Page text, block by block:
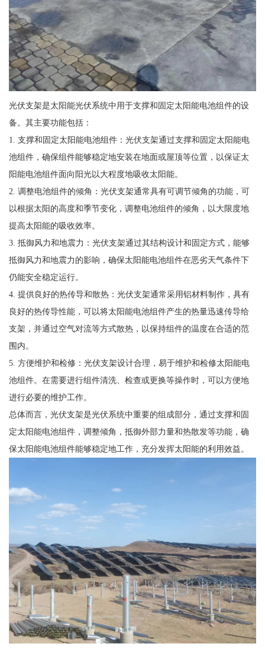
光伏支架是太阳能光伏系统中用于支撑和固定太阳能电池组件的设
备。其主要功能包括：
1. 支撑和固定太阳能电池组件：光伏支架通过支撑和固定太阳能电
池组件，确保组件能够稳定地安装在地面或屋顶等位置，以保证太
阳能电池组件面向阳光以大程度地吸收太阳能。
2. 调整电池组件的倾角：光伏支架通常具有可调节倾角的功能，可
以根据太阳的高度和季节变化，调整电池组件的倾角，以大限度地
提高太阳能的吸收效率。
3. 抵御风力和地震力：光伏支架通过其结构设计和固定方式，能够
抵御风力和地震力的影响，确保太阳能电池组件在恶劣天气条件下
仍能安全稳定运行。
4. 提供良好的热传导和散热：光伏支架通常采用铝材料制作，具有
良好的热传导性能，可以将太阳能电池组件产生的热量迅速传导给
支架，并通过空气对流等方式散热，以保持组件的温度在合适的范
围内。
5. 方便维护和检修：光伏支架设计合理，易于维护和检修太阳能电
池组件。在需要进行组件清洗、检查或更换等操作时，可以方便地
进行必要的维护工作。
总体而言，光伏支架是光伏系统中重要的组成部分，通过支撑和固
定太阳能电池组件，调整倾角，抵御外部力量和热散发等功能，确
保太阳能电池组件能够稳定地工作，充分发挥太阳能的利用效益。